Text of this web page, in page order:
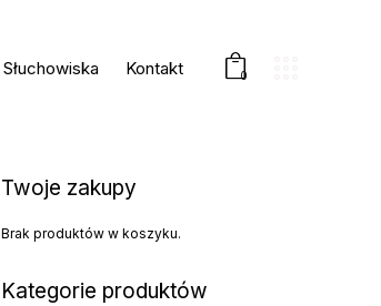
Słuchowiska Kontakt 0
Twoje zakupy
Brak produktów w koszyku.
Kategorie produktów